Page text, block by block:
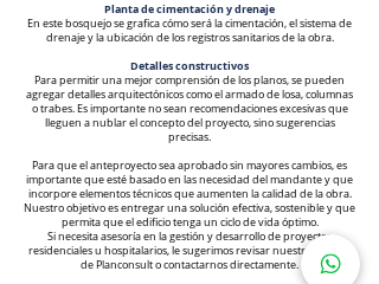
Planta de cimentación y drenaje
En este bosquejo se grafica cómo será la cimentación, el sistema de
drenaje y la ubicación de los registros sanitarios de la obra.
Detalles constructivos
Para permitir una mejor comprensión de los planos, se pueden
agregar detalles arquitectónicos como el armado de losa, columnas
o trabes. Es importante no sean recomendaciones excesivas que
lleguen a nublar el concepto del proyecto, sino sugerencias
precisas.
Para que el anteproyecto sea aprobado sin mayores cambios, es
importante que esté basado en las necesidad del mandante y que
incorpore elementos técnicos que aumenten la calidad de la obra.
Nuestro objetivo es entregar una solución efectiva, sostenible y que
permita que el edificio tenga un ciclo de vida óptimo.
Si necesita asesoría en la gestión y desarrollo de proyectos
residenciales u hospitalarios, le sugerimos revisar nuestro servicio
de Planconsult o contactarnos directamente.